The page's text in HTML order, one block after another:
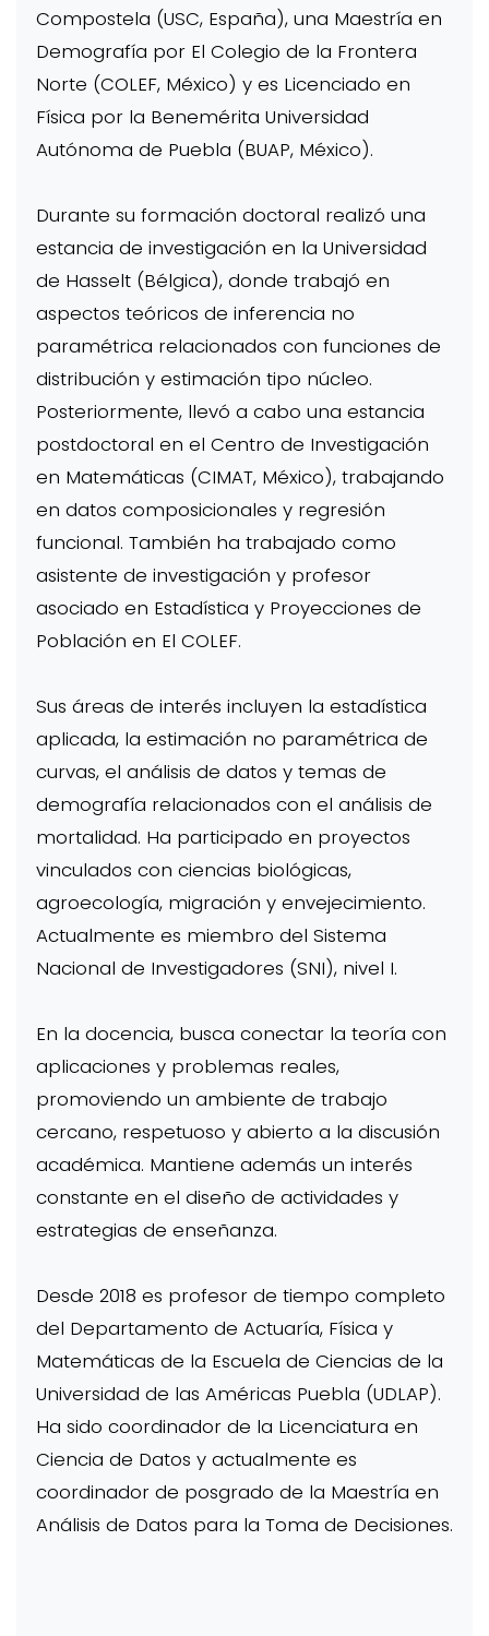
Compostela (USC, España), una Maestría en
Demografía por El Colegio de la Frontera
Norte (COLEF, México) y es Licenciado en
Física por la Benemérita Universidad
Autónoma de Puebla (BUAP, México).
Durante su formación doctoral realizó una
estancia de investigación en la Universidad
de Hasselt (Bélgica), donde trabajó en
aspectos teóricos de inferencia no
paramétrica relacionados con funciones de
distribución y estimación tipo núcleo.
Posteriormente, llevó a cabo una estancia
postdoctoral en el Centro de Investigación
en Matemáticas (CIMAT, México), trabajando
en datos composicionales y regresión
funcional. También ha trabajado como
asistente de investigación y profesor
asociado en Estadística y Proyecciones de
Población en El COLEF.
Sus áreas de interés incluyen la estadística
aplicada, la estimación no paramétrica de
curvas, el análisis de datos y temas de
demografía relacionados con el análisis de
mortalidad. Ha participado en proyectos
vinculados con ciencias biológicas,
agroecología, migración y envejecimiento.
Actualmente es miembro del Sistema
Nacional de Investigadores (SNI), nivel I.
En la docencia, busca conectar la teoría con
aplicaciones y problemas reales,
promoviendo un ambiente de trabajo
cercano, respetuoso y abierto a la discusión
académica. Mantiene además un interés
constante en el diseño de actividades y
estrategias de enseñanza.
Desde 2018 es profesor de tiempo completo
del Departamento de Actuaría, Física y
Matemáticas de la Escuela de Ciencias de la
Universidad de las Américas Puebla (UDLAP).
Ha sido coordinador de la Licenciatura en
Ciencia de Datos y actualmente es
coordinador de posgrado de la Maestría en
Análisis de Datos para la Toma de Decisiones.